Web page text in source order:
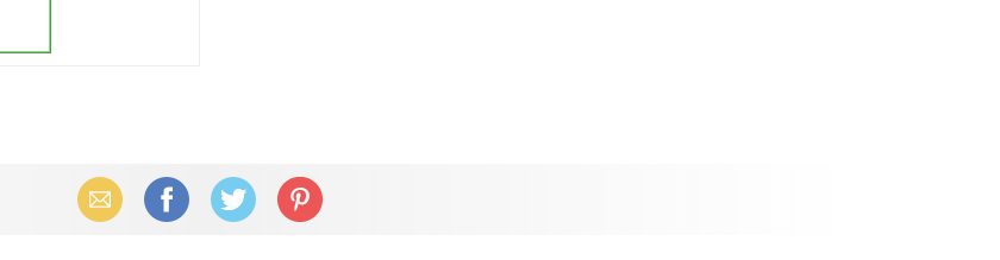
Email Facebook X (Twitter) Pinterest